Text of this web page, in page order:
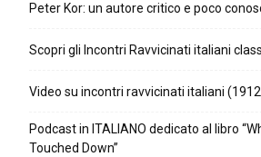
Peter Kor: un autore critico e poco
Scopri gli Incontri Ravvicinati italiani
Video su incontri ravvicinati italiani
Podcast in ITALIANO dedicato al libro
Touched Down”